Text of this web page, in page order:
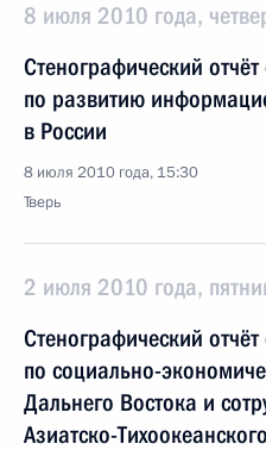
8 июля 2010 года,
Стенографический
по развитию
в России
8 июля 2010 года, 15:30
Тверь
2 июля 2010 года,
Стенографический
по социально-
Дальнего Востока и
Азиатско-